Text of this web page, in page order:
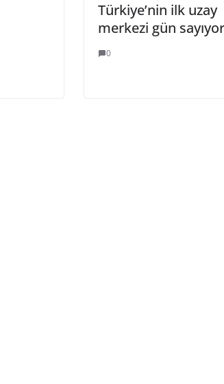
Türkiye’nin ilk uzay
merkezi gün sayıyor
0